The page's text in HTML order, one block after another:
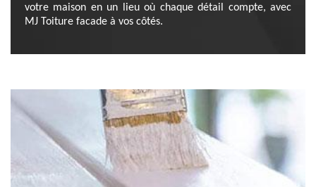
votre maison en un lieu où chaque détail compte, avec
MJ Toiture facade à vos côtés.